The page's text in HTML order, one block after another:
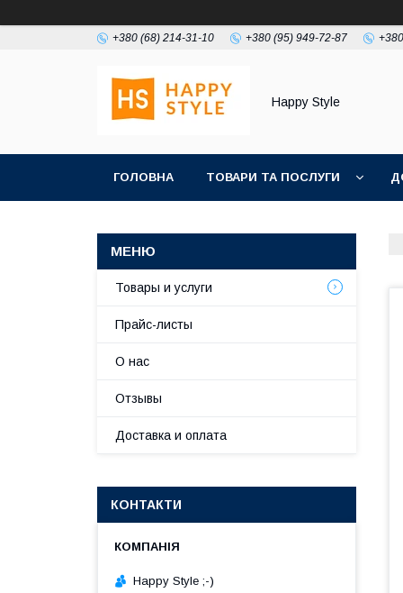
+380 (68) 214-31-10 +380 (95) 949-72-87
Happy Style
ГОЛОВНА ТОВАРИ ТА ПОСЛУГИ
Товары и услуги
Прайс-листы
О нас
Отзывы
Доставка и оплата
КОНТАКТИ
Happy Style ;-)